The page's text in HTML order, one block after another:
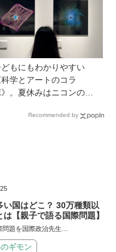
た息子さんと共作した思
出のストーリー
もにもわかりやすい
科学とアートのコラ
。夏休みはニコンの特
！【高校生以下無料】
Recommended by
い国はどこ？ 30万種類以
は【親子で語る国際問題】
題を国際政治先生…
ギモン